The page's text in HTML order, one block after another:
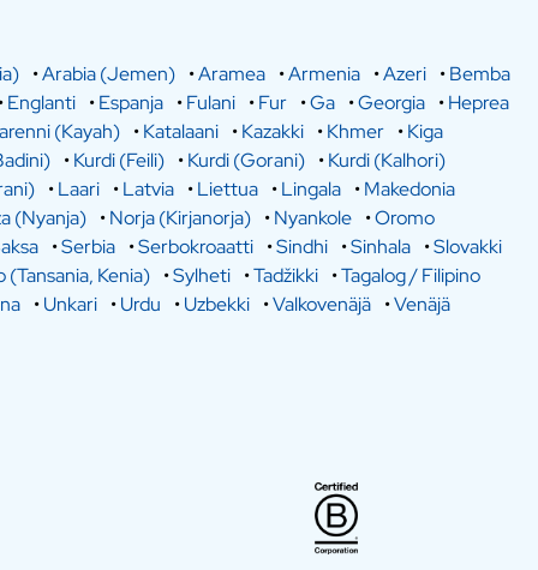
•Arabia (Jemen) •Aramea •Armenia •Azeri •Bemba
Englanti •Espanja •Fulani •Fur •Ga •Georgia •Heprea
(Kayah) •Katalaani •Kazakki •Khmer •Kiga
•Kurdi (Feili) •Kurdi (Gorani) •Kurdi (Kalhori)
•Laari •Latvia •Liettua •Lingala •Makedonia
(Nyanja) •Norja (Kirjanorja) •Nyankole •Oromo
•Serbia •Serbokroaatti •Sindhi •Sinhala •Slovakki
(Tansania, Kenia) •Sylheti •Tadžikki •Tagalog / Filipino
•Unkari •Urdu •Uzbekki •Valkovenäjä •Venäjä